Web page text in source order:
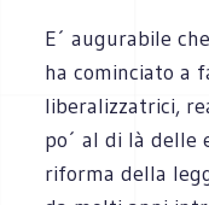
E´ augurabile
ha cominciato a
liberalizzatrici,
po´ al di là delle
riforma della